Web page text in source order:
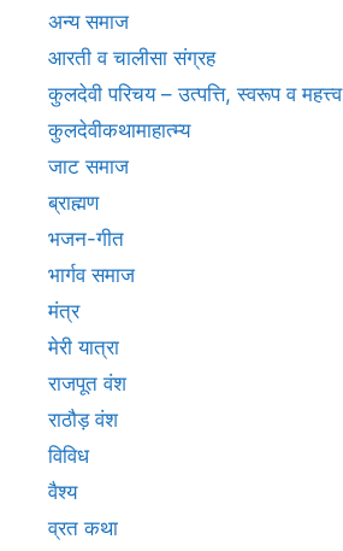
अन्य समाज
आरती व चालीसा संग्रह
कुलदेवी परिचय – उत्पत्ति, स्वरूप व महत्त्व
कुलदेवीकथामाहात्म्य
जाट समाज
ब्राह्मण
भजन-गीत
भार्गव समाज
मंत्र
मेरी यात्रा
राजपूत वंश
राठौड़ वंश
विविध
वैश्य
व्रत कथा